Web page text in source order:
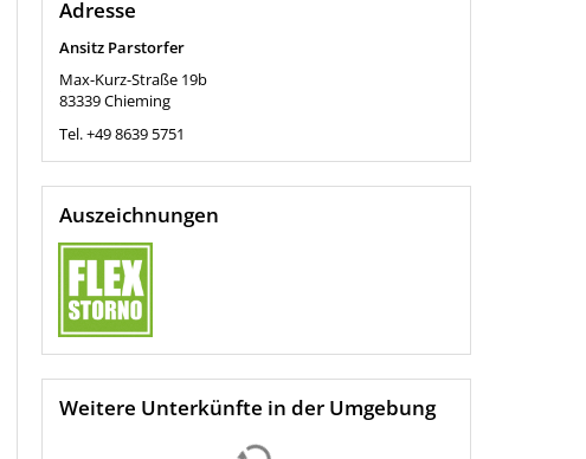
Adresse
Ansitz Parstorfer
Max-Kurz-Straße 19b
83339Chieming
Tel.+49 8639 5751
Auszeichnungen
Weitere Unterkünfte in der Umgebung